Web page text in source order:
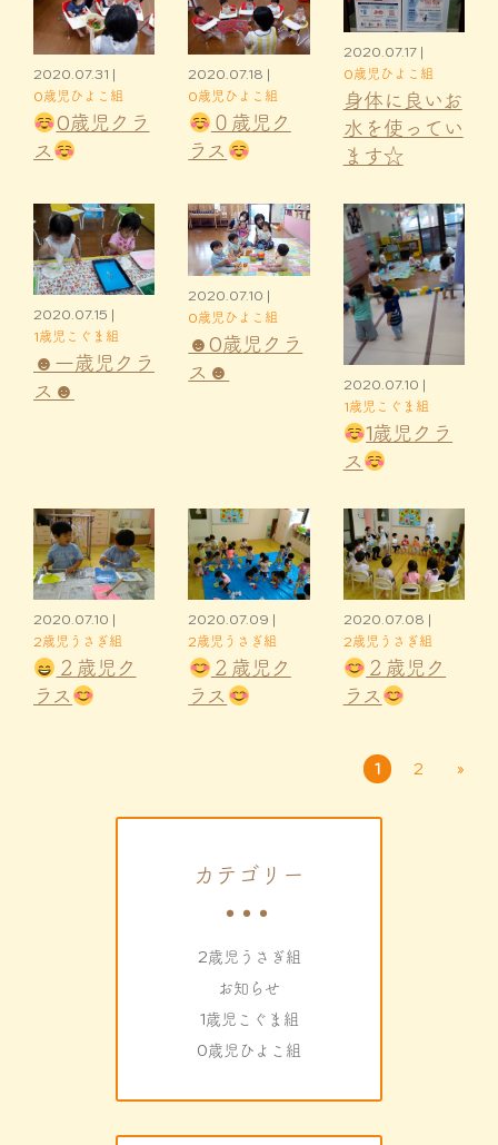
2020.07.31 |
0歳児ひよこ組
0歳児クラ
ス
2020.07.18 |
0歳児ひよこ組
０歳児ク
ラス
2020.07.17 |
0歳児ひよこ組
身体に良いお
水を使ってい
ます☆
2020.07.15 |
1歳児こぐま組
☻一歳児クラ
ス☻
2020.07.10 |
0歳児ひよこ組
☻0歳児クラ
ス☻
2020.07.10 |
1歳児こぐま組
1歳児クラ
ス
2020.07.10 |
2歳児うさぎ組
２歳児ク
ラス
2020.07.09 |
2歳児うさぎ組
２歳児ク
ラス
2020.07.08 |
2歳児うさぎ組
２歳児ク
ラス
1 2 »
カテゴリー
2歳児うさぎ組
お知らせ
1歳児こぐま組
0歳児ひよこ組